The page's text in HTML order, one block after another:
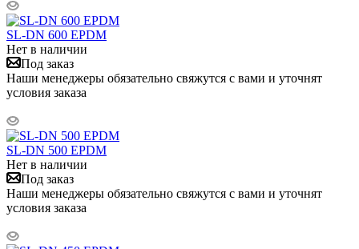
SL-DN 600 EPDM
Нет в наличии
Под заказ
Наши менеджеры обязательно свяжутся с вами и уточнят
условия заказа
SL-DN 500 EPDM
Нет в наличии
Под заказ
Наши менеджеры обязательно свяжутся с вами и уточнят
условия заказа